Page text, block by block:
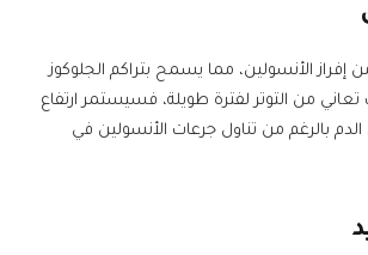
إفراز الأنسولين، مما يسمح بتراكم الجلوكوز
تعاني من التوتر لفترة طويلة، فسيستمر ارتفاع
بالرغم من تناول جرعات الأنسولين في